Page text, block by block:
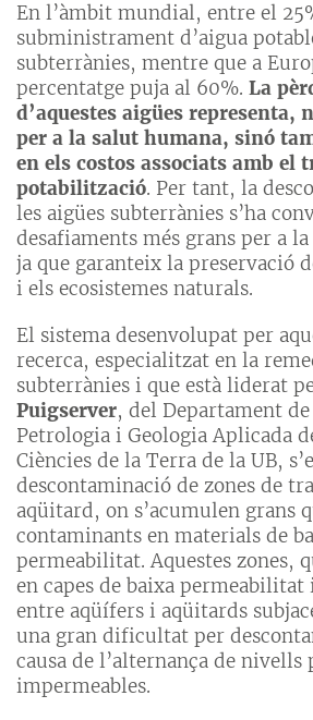
En l’àmbit mundial, entre el
subministrament d’aigua
subterrànies, mentre que a
percentatge puja al 60%. La
d’aquestes aigües representa,
per a la salut humana, sinó
en els costos associats amb el
potabilització. Per tant, la
les aigües subterrànies s’ha
desafiaments més grans per a
ja que garanteix la preservació
i els ecosistemes naturals.
El sistema desenvolupat per
recerca, especialitzat en la
subterrànies i que està liderat
Puigserver, del Departament
Petrologia i Geologia Aplicada
Ciències de la Terra de la UB,
descontaminació de zones de
aqüitard, on s’acumulen grans
contaminants en materials de
permeabilitat. Aquestes zones,
en capes de baixa permeabilitat
entre aqüífers i aqüitards
una gran dificultat per
causa de l’alternança de nivells
impermeables.